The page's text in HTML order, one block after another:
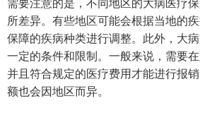
所差异。有些地区可能会根据当地的
保障的疾病种类进行调整。此外，大
一定的条件和限制。一般来说，需要
并且符合规定的医疗费用才能进行报
额也会因地区而异。